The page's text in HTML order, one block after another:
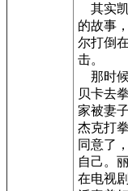
其实凯
的故事
尔打倒
击。
那时候
贝卡去
家被妻
杰克打
同意了
自己。
在电视